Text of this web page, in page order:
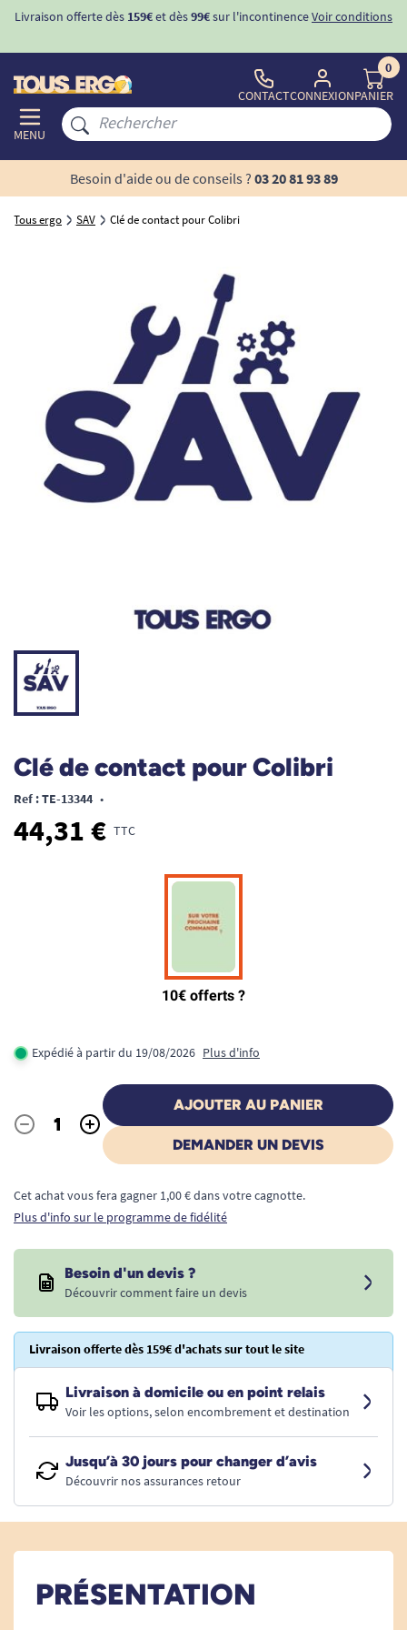
Livraison offerte dès 159€et dès99€sur l'incontinenceVoir conditions
MENU
CONTACTCONNEXION
0
PANIER
Besoin d'aide ou de conseils ? 03 20 81 93 89
Tous ergo SAV Clé de contact pour Colibri
Clé de contact pour Colibri
Ref : TE-13344 •
44,31 € TTC
Expédié à partir du 19/08/2026 Plus d'info
Quantité
- +
AJOUTER AU PANIER
DEMANDER UN DEVIS
Cet achat vous fera gagner 1,00 € dans votre cagnotte.
Plus d'info sur le programme de fidélité
Besoin d'un devis ?
Découvrir comment faire un devis
Livraison offerte dès 159€ d'achats sur tout le site
Livraison à domicile ou en point relais
Voir les options, selon encombrement et destination
Jusqu’à 30 jours pour changer d’avis
Découvrir nos assurances retour
PRÉSENTATION